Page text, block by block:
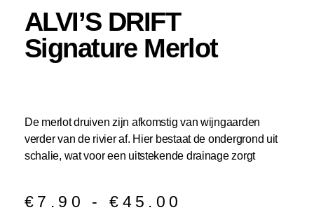
ALVI’S DRIFT
Signature Merlot
De merlot druiven zijn afkomstig van wijngaarden
verder van de rivier af. Hier bestaat de ondergrond uit
schalie, wat voor een uitstekende drainage zorgt
€ 7.90 - € 45.00